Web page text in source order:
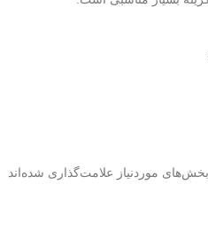
بخش‌های موردنیاز علامت‌گذاری شده‌اند